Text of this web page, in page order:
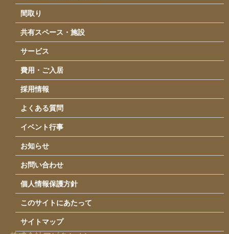
運営会社情報
アクセス
お問い合わせ
間取り
共有スペース・施設
サービス
費用・ご入居
採用情報
よくある質問
イベント行事
お知らせ
お問い合わせ
個人情報保護方針
このサイトにあたって
サイトマップ